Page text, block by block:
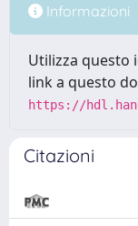
Informazioni
Utilizza questo
link a questo
https://
Citazioni